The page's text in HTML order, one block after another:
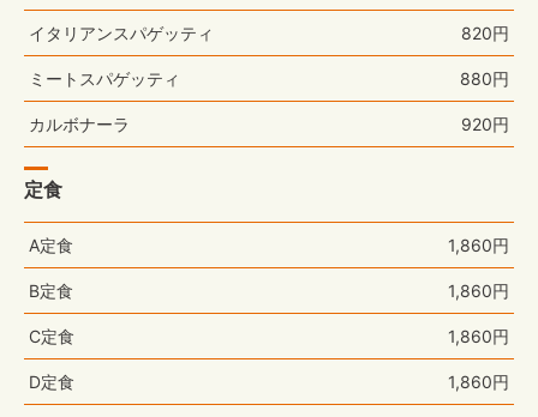
イタリアンスパゲッティ 820円
ミートスパゲッティ 880円
カルボナーラ 920円
定食
A定食 1,860円
B定食 1,860円
C定食 1,860円
D定食 1,860円